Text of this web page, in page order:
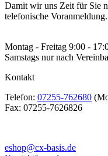
Damit wir uns Zeit für Sie
telefonische Voranmeldung.
Montag - Freitag 9:00 -
Samstags nur nach
Kontakt
Telefon: 07255-762680
Fax: 07255-7626826
eshop@cx-basis.de